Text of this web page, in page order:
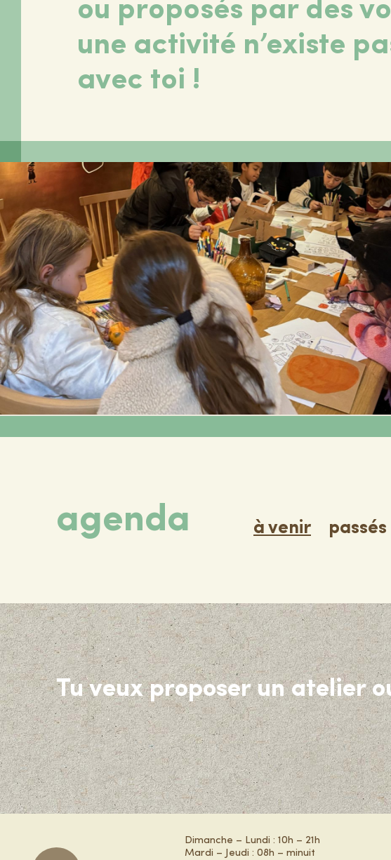
ou proposés par des
une activité n’existe
avec toi !
agenda à venir passés
Tu veux proposer un atelier
Dimanche – Lundi : 10h – 21h
Mardi – Jeudi : 08h – minuit